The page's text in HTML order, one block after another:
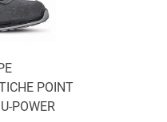
POINT
POWER